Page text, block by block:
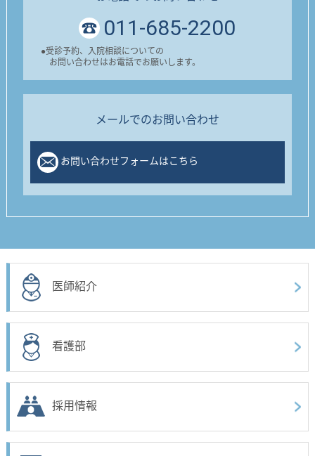
011-685-2200
●受診予約、入院相談についての
お問い合わせはお電話でお願いします。
メールでのお問い合わせ
お問い合わせフォームはこちら
医師紹介
看護部
採用情報